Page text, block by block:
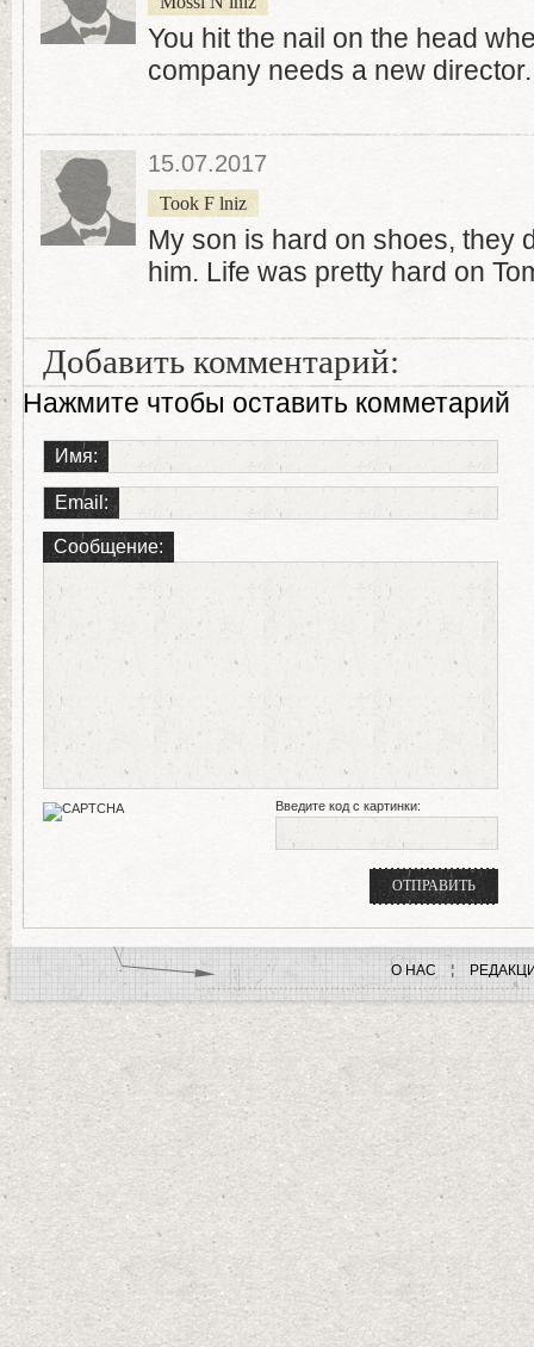
You hit the nail on the head
company needs a new director.
15.07.2017
Took F lniz
My son is hard on shoes,
him. Life was pretty hard on
Добавить комментарий:
Нажмите чтобы оставить комметарий
Имя:
Email:
Сообщение:
Введите код с картинки:
О НАС